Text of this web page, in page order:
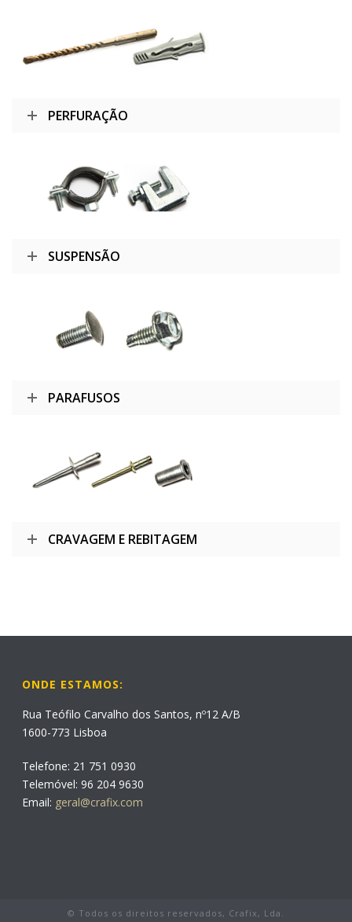
PERFURAÇÃO
SUSPENSÃO
PARAFUSOS
CRAVAGEM E REBITAGEM
ONDE ESTAMOS:
Rua Teófilo Carvalho dos Santos, nº12 A/B
1600-773 Lisboa
Telefone: 21 751 0930
Telemóvel: 96 204 9630
Email: geral@crafix.com
© Todos os direitos reservados, Crafix, Lda.